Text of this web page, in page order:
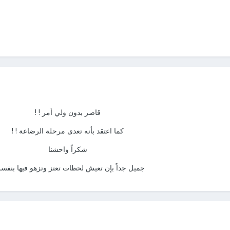
قاصر بدون ولي أمر ! !
كما اعتقد بأنه تعدى مرحلة الرضاعة ! !
شكراً واحشنا
جميل جداً بإن تعيش لحظات تعتز وتزهو فيها